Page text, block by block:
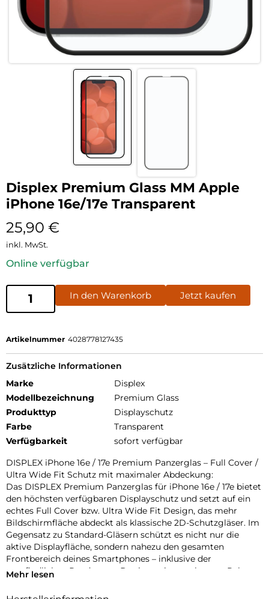
Displex Premium Glass MM Apple
iPhone 16e/17e Transparent
25,90 €
inkl. MwSt.
Online verfügbar
In den Warenkorb Jetzt kaufen
Artikelnummer 4028778127435
Zusätzliche Informationen
Marke
Displex
Modellbezeichnung
Premium Glass
Produkttyp
Displayschutz
Farbe
Transparent
Verfügbarkeit
sofort verfügbar
DISPLEX iPhone 16e / 17e Premium Panzerglas – Full Cover /
Ultra Wide Fit Schutz mit maximaler Abdeckung:
Das DISPLEX Premium Panzerglas für iPhone 16e / 17e bietet
den höchsten verfügbaren Displayschutz und setzt auf ein
echtes Full Cover bzw. Ultra Wide Fit Design, das mehr
Bildschirmfläche abdeckt als klassische 2D-Schutzgläser. Im
Gegensatz zu Standard-Gläsern schützt es nicht nur die
aktive Displayfläche, sondern nahezu den gesamten
Frontbereich deines Smartphones – inklusive der
empfindlichen Randzonen. Der integrierte schwarze Rahmen
originalen Displayränder deines iPhones perfekt auf.
Mehr lesen